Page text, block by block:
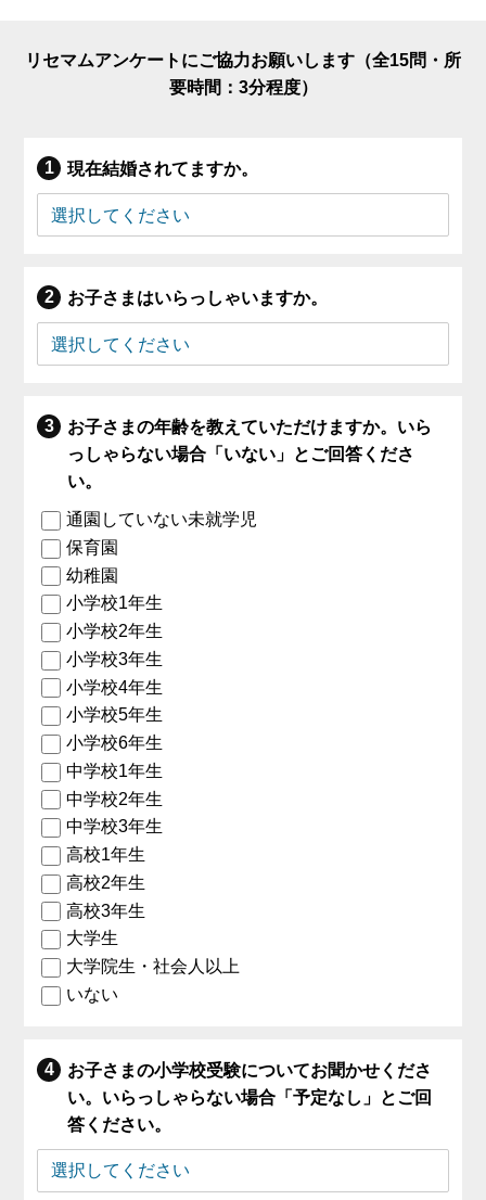
リセマムアンケートにご協力お願いします（全15問・所
要時間：3分程度）
現在結婚されてますか。
お子さまはいらっしゃいますか。
お子さまの年齢を教えていただけますか。いら
っしゃらない場合「いない」とご回答くださ
い。
通園していない未就学児
保育園
幼稚園
小学校1年生
小学校2年生
小学校3年生
小学校4年生
小学校5年生
小学校6年生
中学校1年生
中学校2年生
中学校3年生
高校1年生
高校2年生
高校3年生
大学生
大学院生・社会人以上
いない
お子さまの小学校受験についてお聞かせくださ
い。いらっしゃらない場合「予定なし」とご回
答ください。